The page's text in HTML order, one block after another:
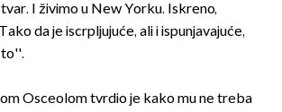
I živimo u New Yorku. Iskreno,
da je iscrpljujuće, ali i ispunjavajuće,
Osceolom tvrdio je kako mu ne treba